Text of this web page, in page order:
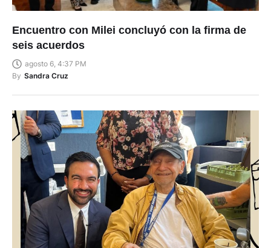
Encuentro con Milei concluyó con la firma de
seis acuerdos
agosto 6, 4:37 PM
By Sandra Cruz